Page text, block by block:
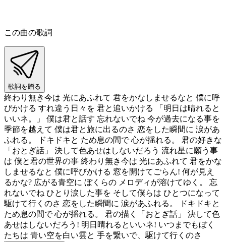
この曲の歌詞
歌詞を贈る
終わり無き今は 光にあふれて 君をかなしませるなと 僕に呼
びかける すれ違う日々を 君と追いかける 「明日は晴れると
いいネ。」 僕は君と話す 忘れないでね 今が過去になる事を
季節を越えて 僕は君と旅に出るのさ 恋をした瞬間に 涙があ
ふれる。 ドキドキと ため息の間で 心が揺れる。 君の好きな
「おとぎ話」 決して色あせはしないだろう 流れ星に願う事
は 僕と君の世界の事 終わり無き今は 光にあふれて 君をかな
しませるなと 僕に呼びかける 窓を開けてごらん! 何が見え
るかな? 広がる青空に ぼくらの メロディが溶けてゆく。 忘
れないでね ひとり涙した事を そして僕らは ひとつになって
駆けて行くのさ 恋をした瞬間に 涙があふれる。 ドキドキと
ため息の間で 心が揺れる。 君の描く「おとぎ話」 決して色
あせはしないだろう! 明日晴れるといいネ! いつまでもぼく
たちは 青い空を白い雲と 手を繋いで、駆けて行くのさ